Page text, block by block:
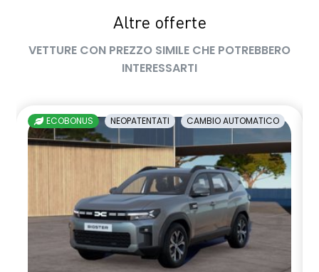
sedile passeggero regolabile in altezza
sedili posteriori ripiegabili 1/3 - 2/3
shark antenna
sistema di controllo della pressione pneumatici indiretto
sistema di frenata d'emergenza attiva
sistema multimediale openR link 10.4" con Google integrato
volante in pelle
Altre offerte
VETTURE CON PREZZO SIMILE CHE POTREBBERO
INTERESSARTI
ECOBONUS NEOPATENTATI CAMBIO AUTOMATICO